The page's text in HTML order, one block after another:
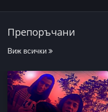
Препоръчани
Виж всички